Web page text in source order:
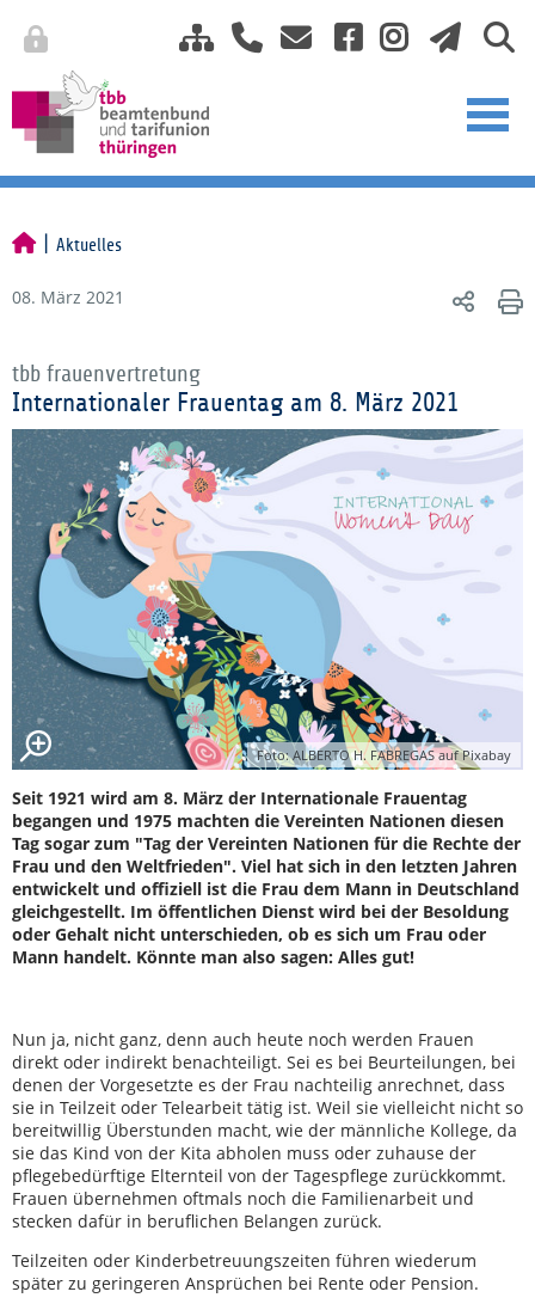
Aktuelles
08. März 2021
tbb frauenvertretung
Internationaler Frauentag am 8. März 2021
Foto: ALBERTO H. FABREGAS auf Pixabay
Seit 1921 wird am 8. März der Internationale Frauentag
begangen und 1975 machten die Vereinten Nationen diesen
Tag sogar zum "Tag der Vereinten Nationen für die Rechte der
Frau und den Weltfrieden". Viel hat sich in den letzten Jahren
entwickelt und offiziell ist die Frau dem Mann in Deutschland
gleichgestellt. Im öffentlichen Dienst wird bei der Besoldung
oder Gehalt nicht unterschieden, ob es sich um Frau oder
Mann handelt. Könnte man also sagen: Alles gut!
Nun ja, nicht ganz, denn auch heute noch werden Frauen
direkt oder indirekt benachteiligt. Sei es bei Beurteilungen, bei
denen der Vorgesetzte es der Frau nachteilig anrechnet, dass
sie in Teilzeit oder Telearbeit tätig ist. Weil sie vielleicht nicht so
bereitwillig Überstunden macht, wie der männliche Kollege, da
sie das Kind von der Kita abholen muss oder zuhause der
pflegebedürftige Elternteil von der Tagespflege zurückkommt.
Frauen übernehmen oftmals noch die Familienarbeit und
stecken dafür in beruflichen Belangen zurück.
Teilzeiten oder Kinderbetreuungszeiten führen wiederum
später zu geringeren Ansprüchen bei Rente oder Pension.